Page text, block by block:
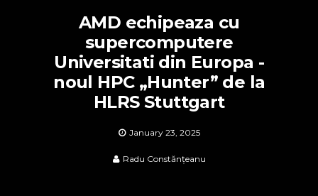
AMD echipeaza cu
supercomputere
Universitati din Europa -
noul HPC „Hunter” de la
HLRS Stuttgart
January 23, 2025
Radu Constănțeanu